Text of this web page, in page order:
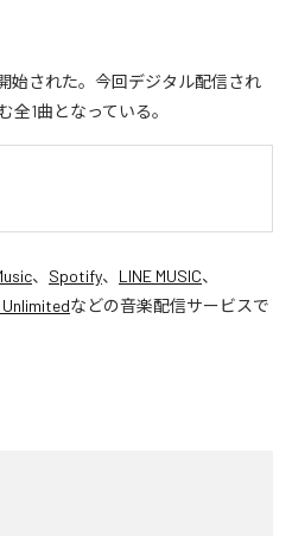
始された。今回デジタル配信され
全1曲となっている。
、 Spotify、 LINE MUSIC、
Unlimitedなどの音楽配信サービスで